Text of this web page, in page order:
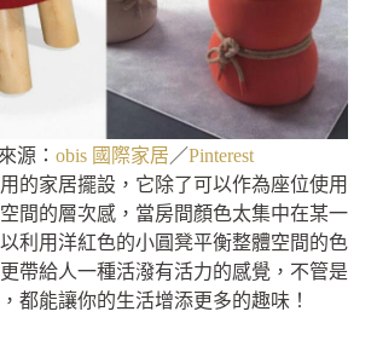
源： obis 國際家居 ／Pinterest
的家居擺設，它除了可以作為座位使用
間的層次感，當房間顏色太集中在某一
利用洋紅色的小圓凳平衡整體空間的色
帶給人一種活潑有活力的感覺，不管是
都能讓你的生活增添更多的趣味！